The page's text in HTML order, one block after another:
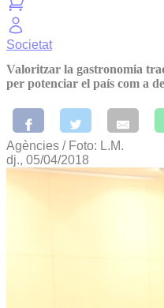
Societat
Valoritzar la gastronomia
per potenciar el país com a
Agències / Foto: L.M.
dj., 05/04/2018